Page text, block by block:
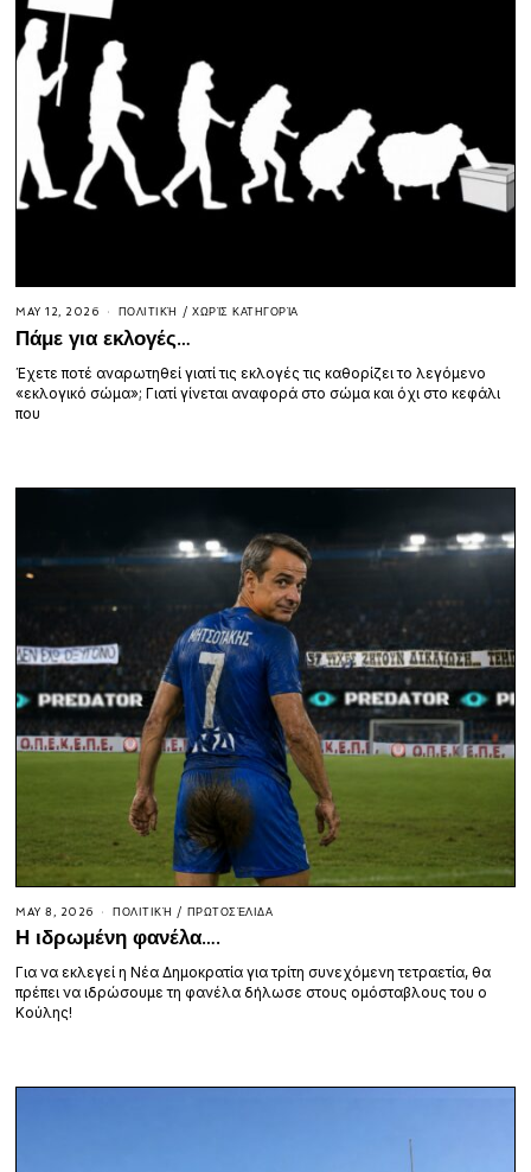
MAY 12, 2026 ΠΟΛΙΤΙΚΉ / ΧΩΡΊΣ ΚΑΤΗΓΟΡΊΑ
Πάμε για εκλογές…
Έχετε ποτέ αναρωτηθεί γιατί τις εκλογές τις καθορίζει το λεγόμενο
«εκλογικό σώμα»; Γιατί γίνεται αναφορά στο σώμα και όχι στο κεφάλι
που
MAY 8, 2026 ΠΟΛΙΤΙΚΉ / ΠΡΩΤΟΣΈΛΙΔΑ
Η ιδρωμένη φανέλα….
Για να εκλεγεί η Νέα Δημοκρατία για τρίτη συνεχόμενη τετραετία, θα
πρέπει να ιδρώσουμε τη φανέλα δήλωσε στους ομόσταβλους του ο
Κούλης!